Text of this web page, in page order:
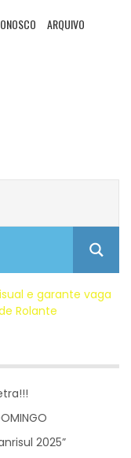
ARQUIVO
e garante vaga
Rolante
2025”